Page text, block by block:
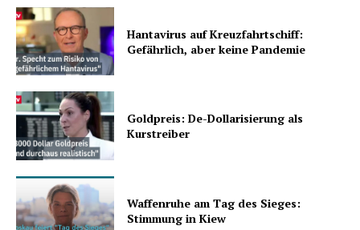
Hantavirus auf Kreuzfahrtschiff:
Gefährlich, aber keine Pandemie
Goldpreis: De-Dollarisierung als
Kurstreiber
Waffenruhe am Tag des Sieges:
Stimmung in Kiew